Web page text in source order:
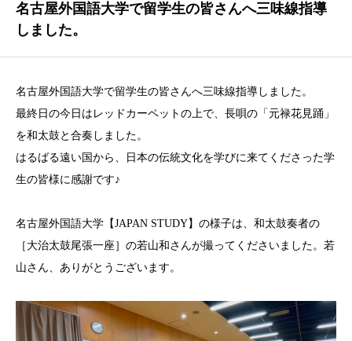
名古屋外国語大学で留学生の皆さんへ三味線指導
しました。
名古屋外国語大学で留学生の皆さんへ三味線指導しました。
最終日の今日はレッドカーペットの上で、長唄の「元禄花見踊」
を和太鼓と合奏しました。
はるばる遠い国から、日本の伝統文化を学びに来てくださった学
生の皆様に感謝です♪
名古屋外国語大学【JAPAN STUDY】の様子は、和太鼓奏者の
［大治太鼓尾張一座］の若山和さんが撮ってくださいました。若
山さん、ありがとうございます。
動
プ